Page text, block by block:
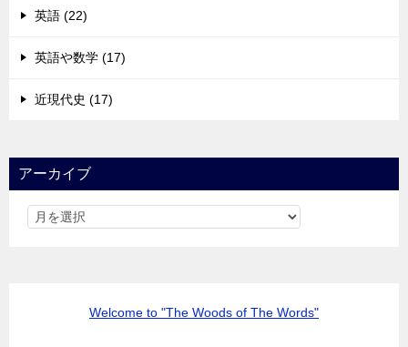
英語 (22)
英語や数学 (17)
近現代史 (17)
アーカイブ
Welcome to "The Woods of The Words"